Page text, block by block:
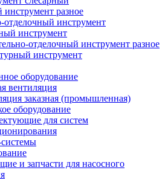
инструмент разное
отделочный инструмент
инструмент
отделочный инструмент разное
инструмент
оборудование
вентиляция
заказная (промышленная)
оборудование
для систем
и запчасти для насосного